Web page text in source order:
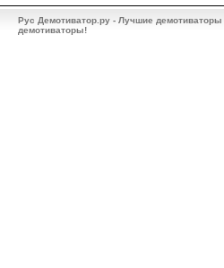
Рус Демотиватор.ру - Лучшие
демотиваторы!